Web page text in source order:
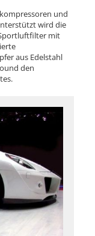
und
wird die
mit
aus Edelstahl
den